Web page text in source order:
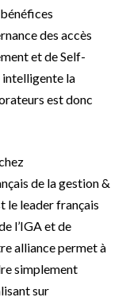
des accès
et de Self-
intelligente la
est donc
de la gestion &
le leader français
l’IGA et de
alliance permet à
simplement
sur